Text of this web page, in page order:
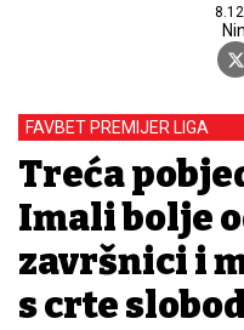
FAVBET PREMIJER LIGA
Treća
Imali bolje
završnici i
s crte